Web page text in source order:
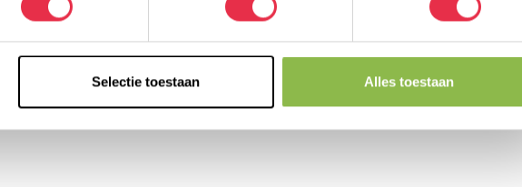
Selectie toestaan Alles toestaan